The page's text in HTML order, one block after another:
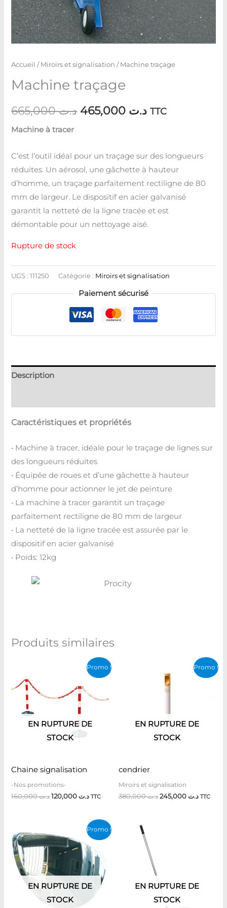
Accueil /Miroirs et signalisation / Machine traçage
Machine traçage
د.ت665,000 د.ت TTC
Machine à tracer
C’est l’outil idéal pour un traçage sur des longueurs
réduites. Un aérosol, une gâchette à hauteur
d’homme, un traçage parfaitement rectiligne de 80
mm de largeur. Le dispositif en acier galvanisé
garantit la netteté de la ligne tracée et est
démontable pour un nettoyage aisé.
Rupture de stock
UGS :111250 Catégorie : Miroirs et signalisation
Paiement sécurisé
Description
Caractéristiques et propriétés
• Machine à tracer, idéale pour le traçage de lignes sur
des longueurs réduites
• Équipée de roues et d’une gâchette à hauteur
d’homme pour actionner le jet de peinture
• La machine à tracer garantit un traçage
parfaitement rectiligne de 80 mm de largeur
• La netteté de la ligne tracée est assurée par le
dispositif en acier galvanisé
• Poids: 12kg
Produits similaires
Promo !
EN RUPTURE DE
STOCK
Chaine signalisation
-Nos promotions-
د.ت160,000
د.ت 160,000.
د.ت120,000
Le
prix
TTC
Promo !
EN RUPTURE DE
STOCK
cendrier
Miroirs et signalisation
د.ت380,000
prix
initial
était :
د.ت
Le
TTC
Promo !
EN RUPTURE DE
STOCK
prix
initial
était :
د.ت 250,000.
Le
est :
EN RUPTURE DE
STOCK